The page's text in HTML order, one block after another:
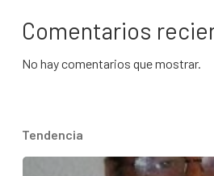
Comentarios
No hay comentarios que mostrar.
Tendencia